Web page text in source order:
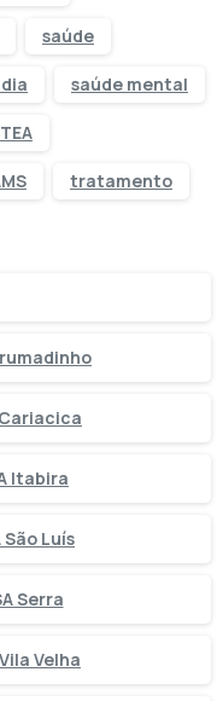
saúde
saúde mental
TEA
tratamento
Itabira
Luís
Serra
Velha